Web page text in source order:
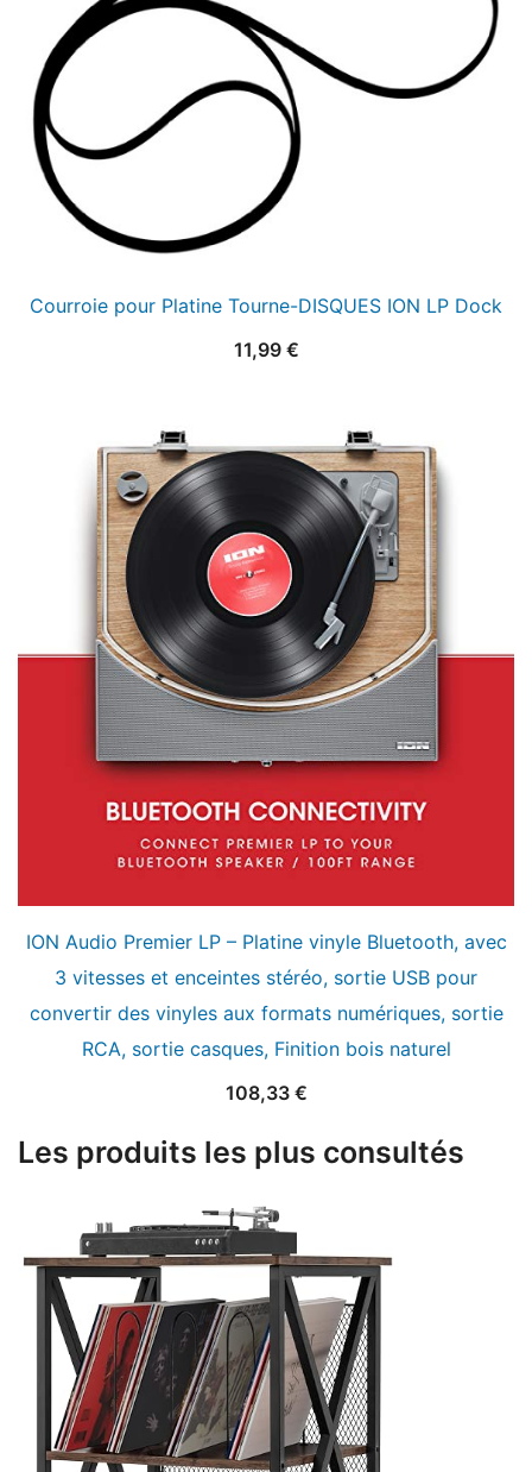
Courroie pour Platine Tourne-DISQUES ION LP Dock
11,99 €
ION Audio Premier LP – Platine vinyle Bluetooth, avec
3 vitesses et enceintes stéréo, sortie USB pour
convertir des vinyles aux formats numériques, sortie
RCA, sortie casques, Finition bois naturel
108,33 €
Les produits les plus consultés